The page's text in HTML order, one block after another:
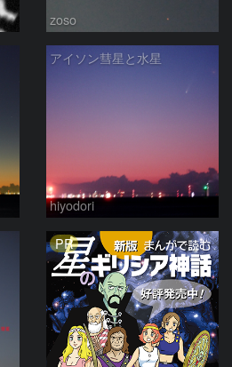
zoso
アイソン彗星と水星
hiyodori
PR